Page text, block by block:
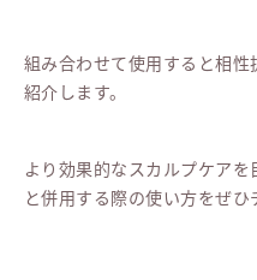
組み合わせて使用すると相
紹介します。
より効果的なスカルプケア
と併用する際の使い方をぜ